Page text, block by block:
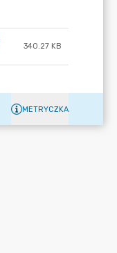
340.27 KB
METRYCZKA